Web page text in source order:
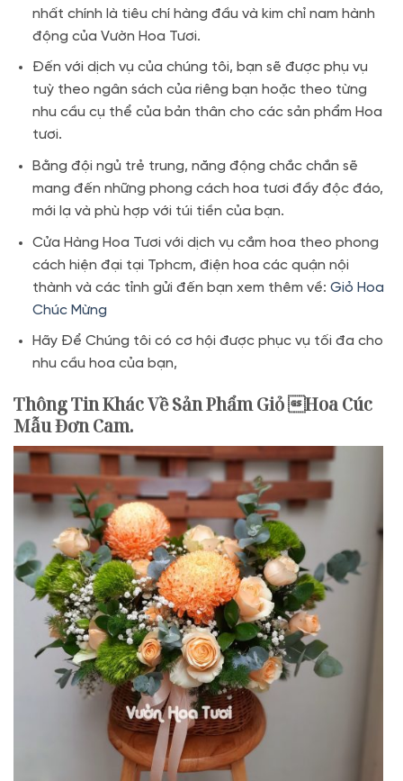
nhất chính là tiêu chí hàng đầu và kim chỉ nam hành
động của Vườn Hoa Tươi.
Đến với dịch vụ của chúng tôi, bạn sẽ được phụ vụ
tuỳ theo ngân sách của riêng bạn hoặc theo từng
nhu cầu cụ thể của bản thân cho các sản phẩm Hoa
tươi.
Bằng đội ngủ trẻ trung, năng động chắc chắn sẽ
mang đến những phong cách hoa tươi đầy độc đáo,
mới lạ và phù hợp với túi tiền của bạn.
Cửa Hàng Hoa Tươi với dịch vụ cắm hoa theo phong
cách hiện đại tại Tphcm, điện hoa các quận nội
thành và các tỉnh gửi đến bạn xem thêm về: Giỏ Hoa
Chúc Mừng
Hãy Để Chúng tôi có cơ hội được phục vụ tối đa cho
nhu cầu hoa của bạn,
Thông Tin Khác Về Sản Phẩm Giỏ Hoa Cúc
Mẫu Đơn Cam.